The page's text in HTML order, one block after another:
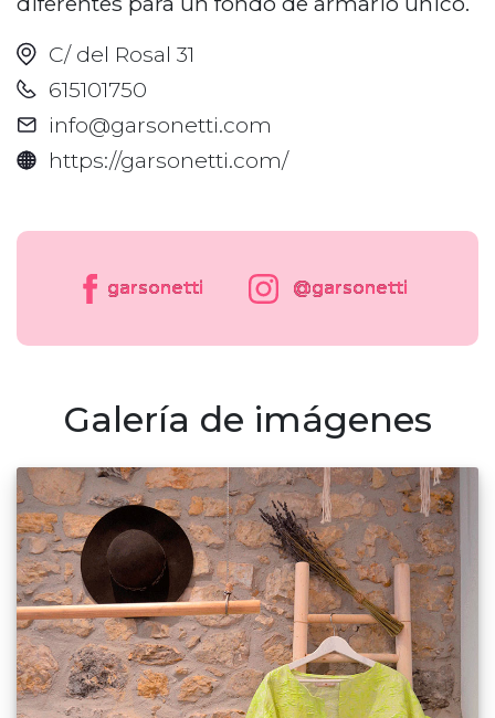
C/ del Rosal 31
615101750
info@garsonetti.com
https://garsonetti.com/
garsonetti @garsonetti
Galería de imágenes